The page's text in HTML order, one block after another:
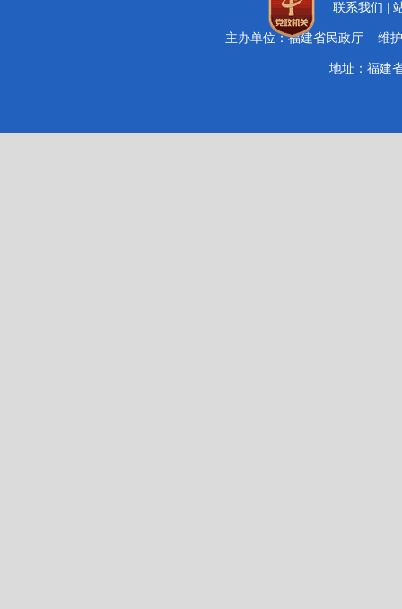
联系我们
主办单位：福建省民政厅 维
地址：福建